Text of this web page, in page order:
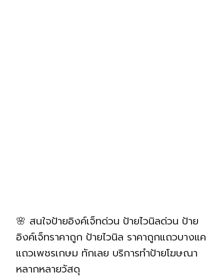
🌸 สนใจป้ายอิงค์เจ็ทด่วน ป้ายไวนิลด่วน ป้าย
อิงค์เจ็ทราคาถูก ป้ายไวนิล ราคาถูกแถวบางแค
แถวเพชรเกษม ทักเลย บริการทำป้ายโฆษณา
หลากหลายวัสดุ